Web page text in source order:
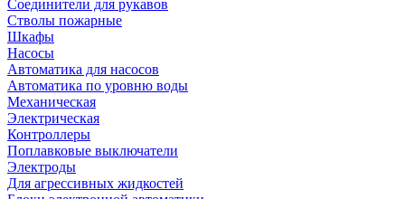
Соединители для рукавов
Стволы пожарные
Шкафы
Насосы
Автоматика для насосов
Автоматика по уровню воды
Механическая
Электрическая
Контроллеры
Поплавковые выключатели
Электроды
Для агрессивных жидкостей